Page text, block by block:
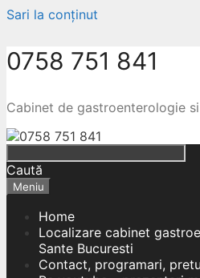
Sari la conținut
0758 751 841
Cabinet de gastroenterologie
Caută
Meniu
Home
Localizare cabinet
Sante Bucuresti
Contact, programari,